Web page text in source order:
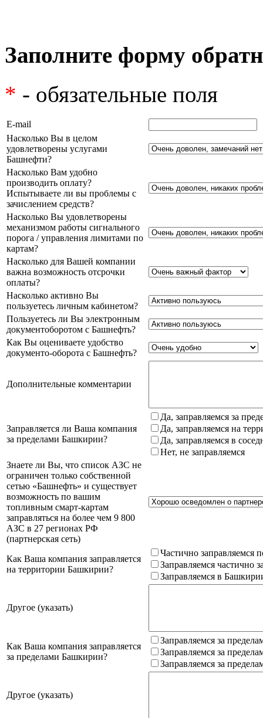
Заполните форму
* - обязательные поля
E-mail
Насколько Вы в целом
удовлетворены услугами
Башнефти?
Насколько Вам удобно
производить оплату?
Испытываете ли вы проблемы с
зачислением средств?
Насколько Вы удовлетворены
механизмом работы сигнального
порога / управления лимитами по
картам?
Насколько для Вашей компании
важна возможность отсрочки
оплаты?
Насколько активно Вы
пользуетесь личным кабинетом?
Пользуетесь ли Вы электронным
документоборотом с Башнефть?
Как Вы оцениваете удобство
документо-оборота с Башнефть?
Дополнительные комментарии
Заправляется ли Ваша компания
за пределами Башкирии?
Да, заправляемся за
Да, заправляемся на
Да, заправляемся в
Нет, не заправляемся
Знаете ли Вы, что список АЗС не
ограничен только собственной
сетью «Башнефть» и существует
возможность по вашим
топливным смарт-картам
заправляться на более чем 9 800
АЗС в 27 регионах РФ
(партнерская сеть)
Как Ваша компания заправляется
на территории Башкирии?
Частично заправляемся
Заправляемся частично
Заправляемся в
Другое (указать)
Как Ваша компания заправляется
за пределами Башкирии?
Заправляемся за
Заправляемся за
Заправляемся за
Другое (указать)